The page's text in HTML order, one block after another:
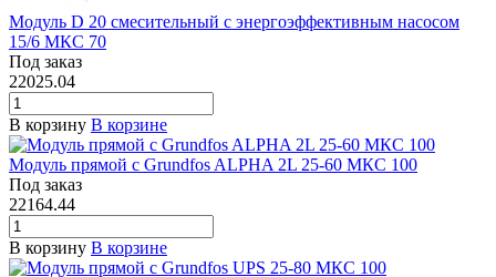
Модуль D 20 смесительный с энергоэффективным насосом
15/6 МКС 70
Под заказ
22025.04
В корзину В корзине
Модуль прямой с Grundfos ALPHA 2L 25-60 МКС 100
Под заказ
22164.44
В корзину В корзине